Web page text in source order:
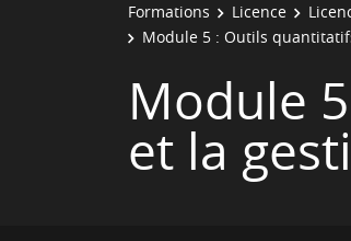
Formations Licence
Module 5 : Outils
Module
et la